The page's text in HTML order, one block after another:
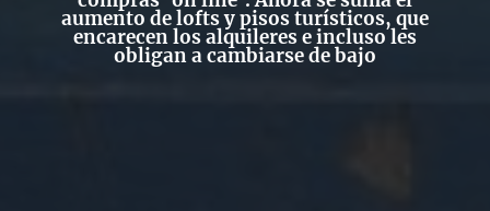
aumento de lofts y pisos turísticos, que
encarecen los alquileres e incluso les
obligan a cambiarse de bajo